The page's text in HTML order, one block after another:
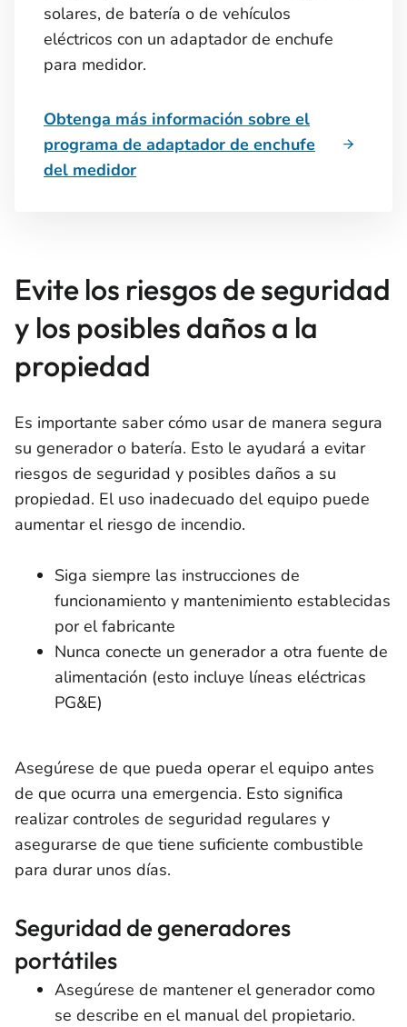
solares, de batería o de vehículos
eléctricos con un adaptador de enchufe
para medidor.
Obtenga más información sobre el
programa de adaptador de enchufe
del medidor
Evite los riesgos de seguridad
y los posibles daños a la
propiedad
Es importante saber cómo usar de manera segura
su generador o batería. Esto le ayudará a evitar
riesgos de seguridad y posibles daños a su
propiedad. El uso inadecuado del equipo puede
aumentar el riesgo de incendio.
Siga siempre las instrucciones de
funcionamiento y mantenimiento establecidas
por el fabricante
Nunca conecte un generador a otra fuente de
alimentación (esto incluye líneas eléctricas
PG&E)
Asegúrese de que pueda operar el equipo antes
de que ocurra una emergencia. Esto significa
realizar controles de seguridad regulares y
asegurarse de que tiene suficiente combustible
para durar unos días.
Seguridad de generadores
portátiles
Asegúrese de mantener el generador como
se describe en el manual del propietario.